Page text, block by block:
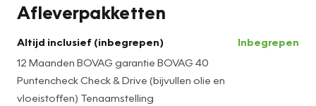
veiligheidsopties zoals dodehoeksensoren, rondom zicht
Optioneel kan er op deze Nissan Leaf een trekhaak
gemonteerd worden voor een fietsdrager. De maximale
kogeldruk is 52KG. Deze Nissan heeft fabrieksgarantie en
Afleverpakketten
Altijd inclusief (inbegrepen)
12 Maanden BOVAG garantie BOVAG 40
Puntencheck Check & Drive (bijvullen olie en
vloeistoffen) Tenaamstelling
Inbegrepen